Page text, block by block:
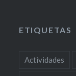
ETIQUETAS
Actividades